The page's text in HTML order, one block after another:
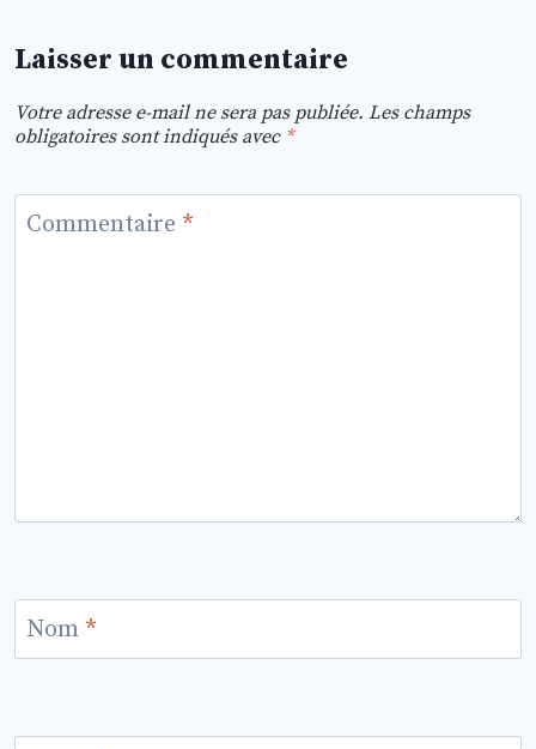
Laisser un commentaire
Votre adresse e-mail ne sera pas publiée. Les champs
obligatoires sont indiqués avec *
Commentaire *
Nom *